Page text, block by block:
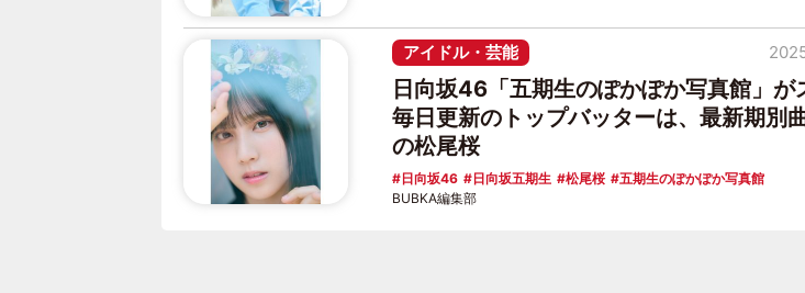
アイドル・芸能
日向坂46「五期生のぽかぽか写真館」が
毎日更新のトップバッターは、最新期別
の松尾桜
日向坂46 日向坂五期生 松尾桜 五期生のぽかぽか写真館
BUBKA編集部